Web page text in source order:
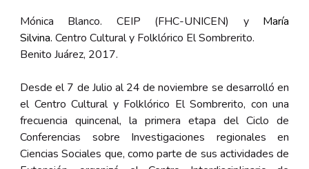
Mónica Blanco. CEIP (FHC-UNICEN) y María
Silvina. Centro Cultural y Folklórico El Sombrerito.
Benito Juárez, 2017.
Desde el 7 de Julio al 24 de noviembre se desarrolló en
el Centro Cultural y Folklórico El Sombrerito, con una
frecuencia quincenal, la primera etapa del Ciclo de
Conferencias sobre Investigaciones regionales en
Ciencias Sociales que, como parte de sus actividades de